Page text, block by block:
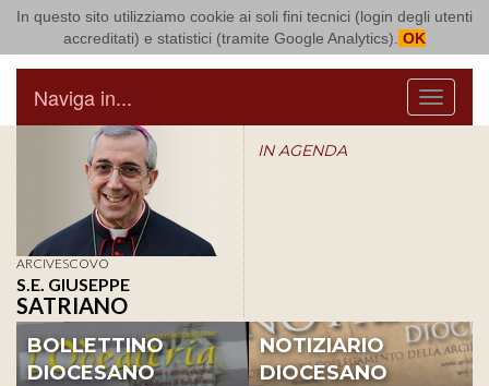
In questo sito utilizziamo cookie ai soli fini tecnici (login degli utenti
accreditati) e statistici (tramite Google Analytics). OK
Arcidiocesi di Bari Bitonto
Menu
Naviga in...
ARCIVESCOVO
S.E. GIUSEPPE
SATRIANO
IN AGENDA
BOLLETTINO
DIOCESANO
NOTIZIARIO
DIOCESANO